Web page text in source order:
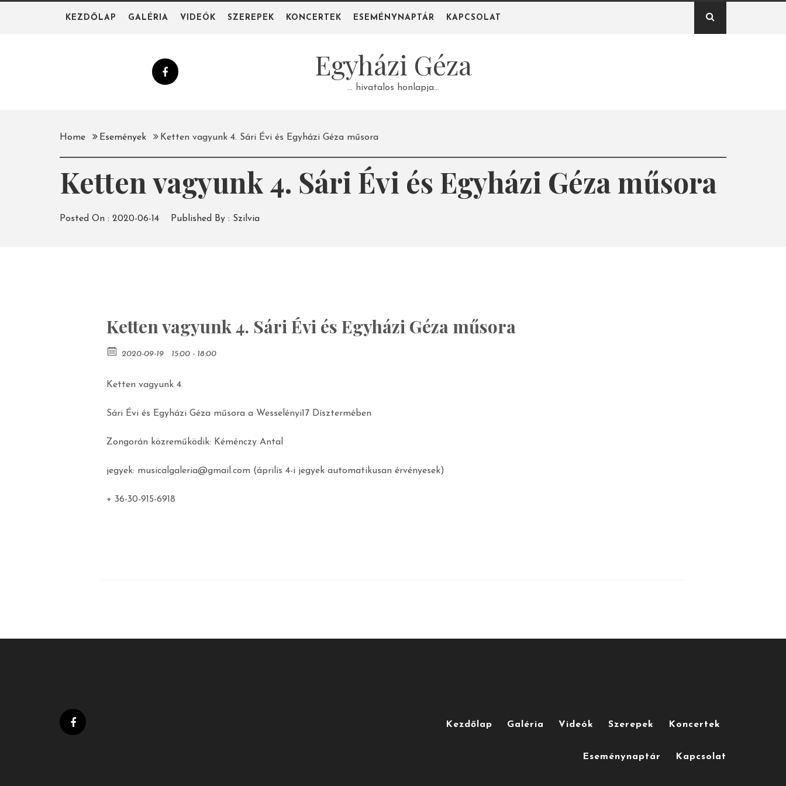
KEZDŐLAP GALÉRIA VIDEÓK SZEREPEK KONCERTEK ESEMÉNYNAPTÁR KAPCSOLAT
Egyházi Géza
… hivatalos honlapja…
Home Események Ketten vagyunk 4. Sári Évi és Egyházi Géza műsora
Ketten vagyunk 4. Sári Évi és Egyházi Géza műsora
Posted On : 2020-06-14 Published By : Szilvia
Ketten vagyunk 4. Sári Évi és Egyházi Géza műsora
2020-09-19 15:00 - 18:00
Ketten vagyunk 4.
Sári Évi és Egyházi Géza műsora a Wesselényi17 Dísztermében
Zongorán közreműködik: Kéménczy Antal
jegyek: musicalgaleria@gmail.com (április 4-i jegyek automatikusan érvényesek)
+ 36-30-915-6918
Kezdőlap Galéria Videók Szerepek Koncertek
Eseménynaptár Kapcsolat